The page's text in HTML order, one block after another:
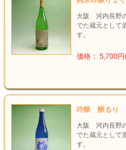
大阪 河内長野
でた蔵元として
す。
価格： 5,700
吟醸 醸るり
大阪 河内長野
でた蔵元として
す。